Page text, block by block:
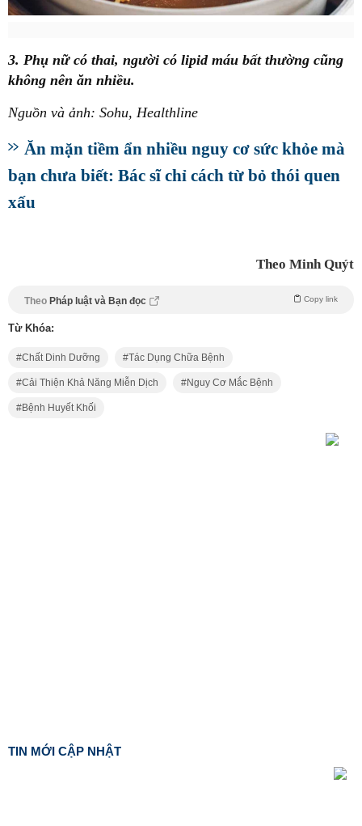
3. Phụ nữ có thai, người có lipid máu bất thường cũng
không nên ăn nhiều.
Nguồn và ảnh: Sohu, Healthline
Ăn mặn tiềm ẩn nhiều nguy cơ sức khỏe mà
bạn chưa biết: Bác sĩ chỉ cách từ bỏ thói quen
xấu
Theo Minh Quýt
Theo Pháp luật và Bạn đọc Copy link
Từ Khóa:
Chất Dinh Dưỡng Tác Dụng Chữa Bệnh
Cải Thiện Khả Năng Miễn Dịch Nguy Cơ Mắc Bệnh
Bệnh Huyết Khối
TIN MỚI CẬP NHẬT